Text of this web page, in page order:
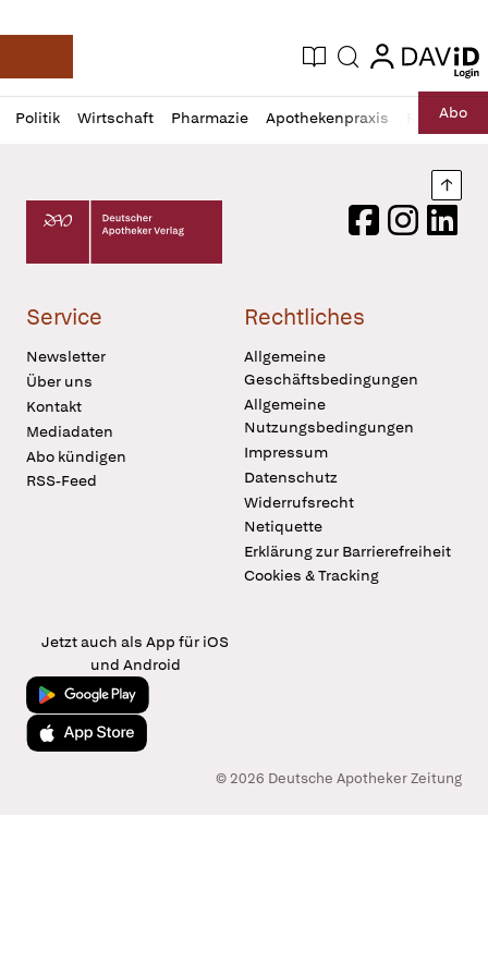
Deutsche Apotheker Zeitung
Aktuelle Ausgabe
Suche login
login
Politik Wirtschaft Pharmazie Apothekenpraxis RechtAbo
Profil
öffnen
Daz
Pur
Deutscher Apotheker Verlag Logo
FacebookInstagram
Service
Newsletter
Über uns
Kontakt
Mediadaten
Abo kündigen
RSS-Feed
Rechtliches
Allgemeine
Geschäftsbedingungen
Allgemeine
Nutzungsbedingungen
Impressum
Datenschutz
Widerrufsrecht
Netiquette
Erklärung zur Barrierefreiheit
Cookies & Tracking
Jetzt auch als App für iOS
und Android
Jetzt bei Google Play
Laden im App Store
© 2026 Deutsche Apotheker Zeitung